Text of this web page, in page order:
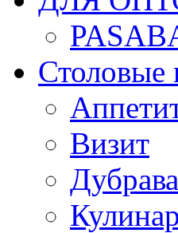
Визит
Дубрава
Кулинар